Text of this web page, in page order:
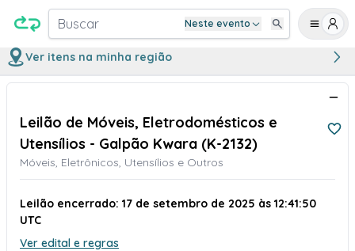
Buscar Neste evento
Ver itens na minha região
Leilão de Móveis, Eletrodomésticos e
Utensílios - Galpão Kwara (K-2132)
Móveis, Eletrônicos, Utensílios e Outros
Leilão encerrado: 17 de setembro de 2025 às 12:41:50
UTC
Ver edital e regras